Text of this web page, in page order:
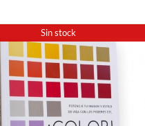
Sin stock